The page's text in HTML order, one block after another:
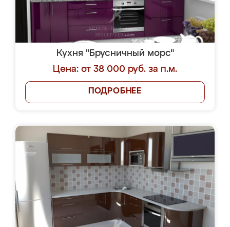
Кухня "Брусничный морс"
Цена: от 38 000 руб. за п.м.
ПОДРОБНЕЕ